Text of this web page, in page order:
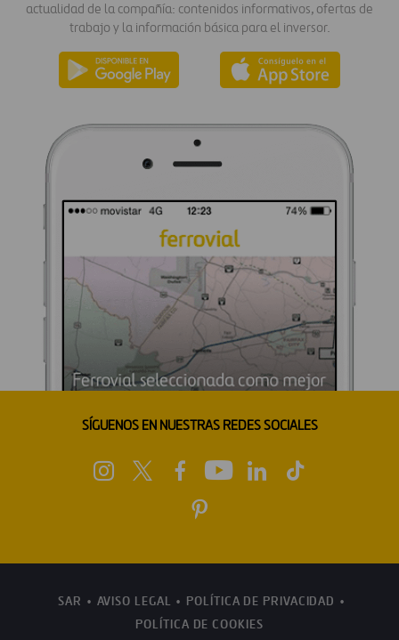
actualidad de la compañía: contenidos informativos, ofertas de
trabajo y la información básica para el inversor.
SÍGUENOS EN NUESTRAS REDES SOCIALES
SAR AVISO LEGAL
POLÍTICA DE PRIVACIDAD
POLÍTICA DE COOKIES